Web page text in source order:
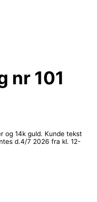
nr 101
og 14k guld. Kunde tekst
d.4/7 2026 fra kl. 12-